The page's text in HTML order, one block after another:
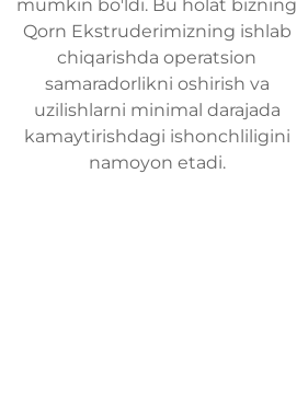
mumkin bo'ldi. Bu holat bizning
Qorn Ekstruderimizning ishlab
chiqarishda operatsion
samaradorlikni oshirish va
uzilishlarni minimal darajada
kamaytirishdagi ishonchliligini
namoyon etadi.